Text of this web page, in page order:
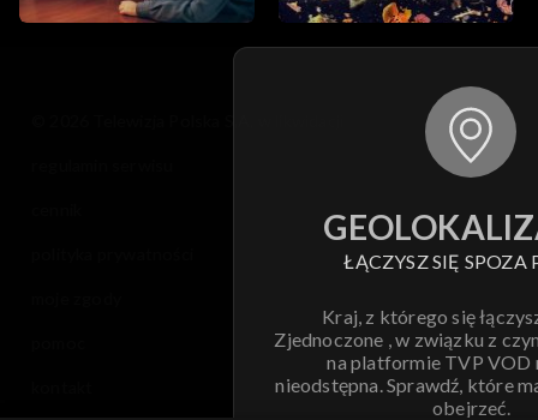
ŁĄCZYSZ SIĘ SPOZA
Kraj, z którego się
Zjednoczone , w związku z
na platformie TVP VOD
nieodstępna. Sprawdź, które
obejrzeć.